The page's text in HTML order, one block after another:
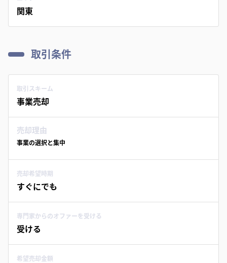
関東
取引条件
取引スキーム
事業売却
売却理由
事業の選択と集中
売却希望時期
すぐにでも
専門家からのオファーを受ける
受ける
希望売却金額